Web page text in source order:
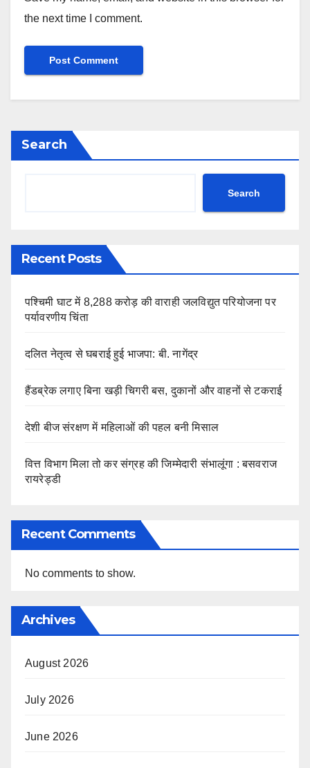
the next time I comment.
Search
Search
Recent Posts
पश्चिमी घाट में 8,288 करोड़ की वाराही जलविद्युत परियोजना पर
पर्यावरणीय चिंता
दलित नेतृत्व से घबराई हुई भाजपा: बी. नागेंद्र
हैंडब्रेक लगाए बिना खड़ी चिगरी बस, दुकानों और वाहनों से टकराई
देशी बीज संरक्षण में महिलाओं की पहल बनी मिसाल
वित्त विभाग मिला तो कर संग्रह की जिम्मेदारी संभालूंगा : बसवराज
रायरेड्डी
Recent Comments
No comments to show.
Archives
August 2026
July 2026
June 2026